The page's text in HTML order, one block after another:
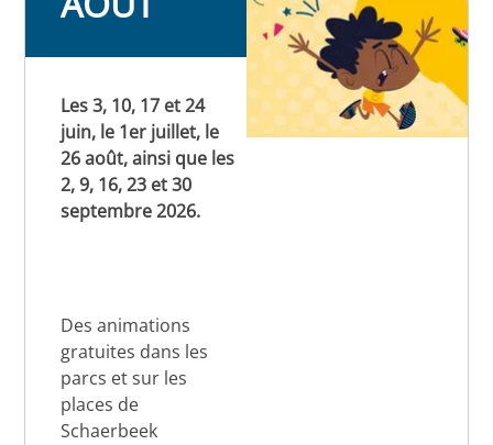
Les 3, 10, 17 et 24
juin, le 1er juillet, le
26 août, ainsi que les
2, 9, 16, 23 et 30
septembre 2026.
Des animations
gratuites dans les
parcs et sur les
places de
Schaerbeek